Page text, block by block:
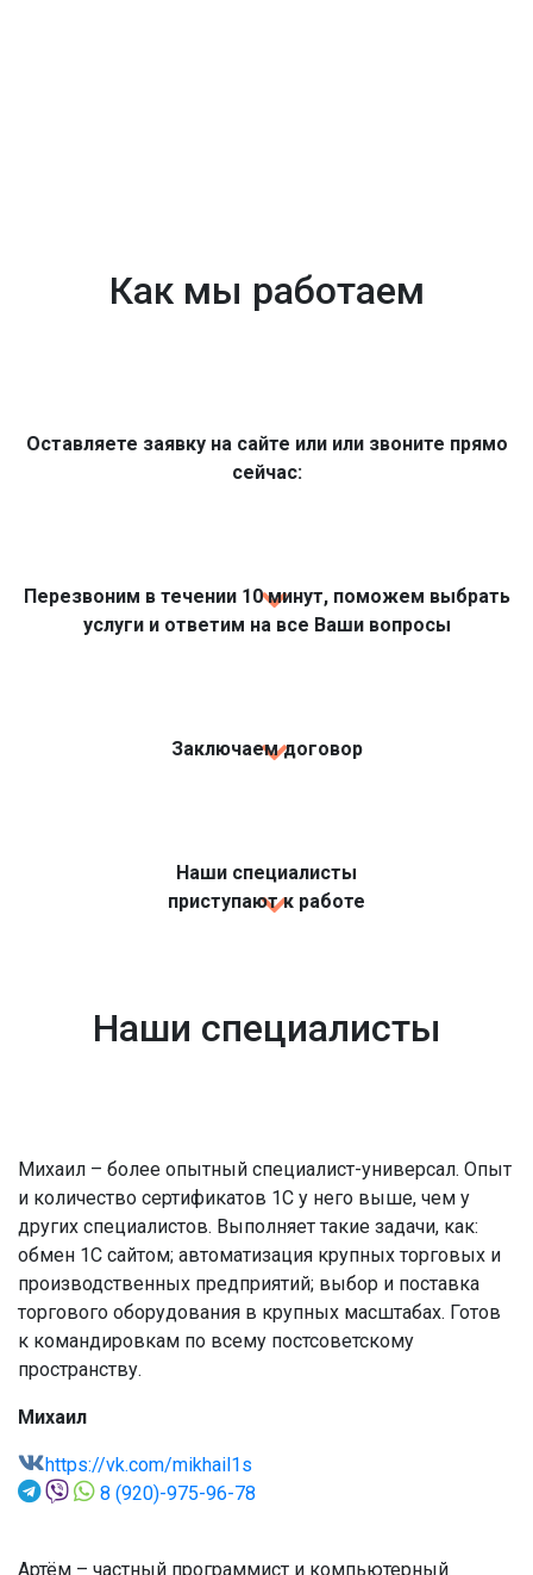
Как мы работаем
Оставляете заявку на сайте или или звоните прямо
сейчас:
Перезвоним в течении 10 минут, поможем выбрать
услуги и ответим на все Ваши вопросы
Заключаем договор
Наши специалисты
приступают к работе
Наши специалисты
Михаил – более опытный специалист-универсал. Опыт
и количество сертификатов 1С у него выше, чем у
других специалистов. Выполняет такие задачи, как:
обмен 1С сайтом; автоматизация крупных торговых и
производственных предприятий; выбор и поставка
торгового оборудования в крупных масштабах. Готов
к командировкам по всему постсоветскому
пространству.
Михаил
https://vk.com/mikhail1s
8 (920)-975-96-78
Артём – частный программист и компьютерный